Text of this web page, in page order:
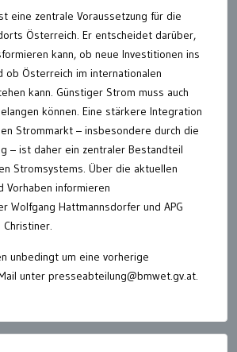
eine zentrale Voraussetzung für die
Österreich. Er entscheidet darüber,
kann, ob neue Investitionen ins
ob Österreich im internationalen
kann. Günstiger Strom muss auch
können. Eine stärkere Integration
Strommarkt – insbesondere durch die
– ist daher ein zentraler Bestandteil
Stromsystems. Über die aktuellen
Vorhaben informieren
Wolfgang Hattmannsdorfer und APG
unbedingt um eine vorherige
unter presseabteilung@bmwet.gv.at.